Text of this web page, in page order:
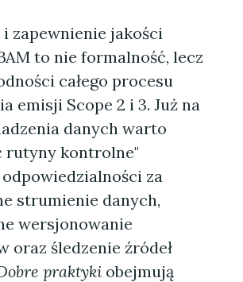
zapewnienie jakości
to nie formalność, lecz
całego procesu
emisji Scope 2 i 3. Już na
danych warto
rutyny kontrolne"
za
strumienie danych,
wersjonowanie
oraz śledzenie źródeł
praktyki obejmują